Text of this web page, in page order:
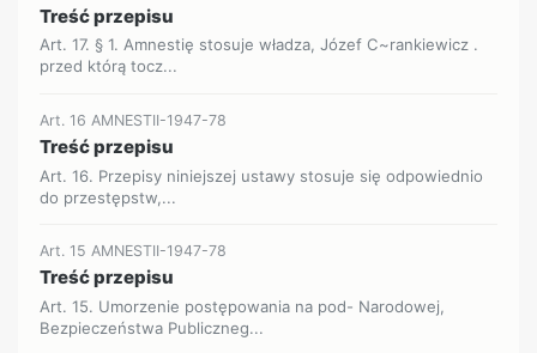
Treść przepisu
Art. 17. § 1. Amnestię stosuje władza, Józef C~rankiewicz .
przed którą tocz...
Art. 16 AMNESTII-1947-78
Treść przepisu
Art. 16. Przepisy niniejszej ustawy stosuje się odpowiednio
do przestępstw,...
Art. 15 AMNESTII-1947-78
Treść przepisu
Art. 15. Umorzenie postępowania na pod- Narodowej,
Bezpieczeństwa Publiczneg...